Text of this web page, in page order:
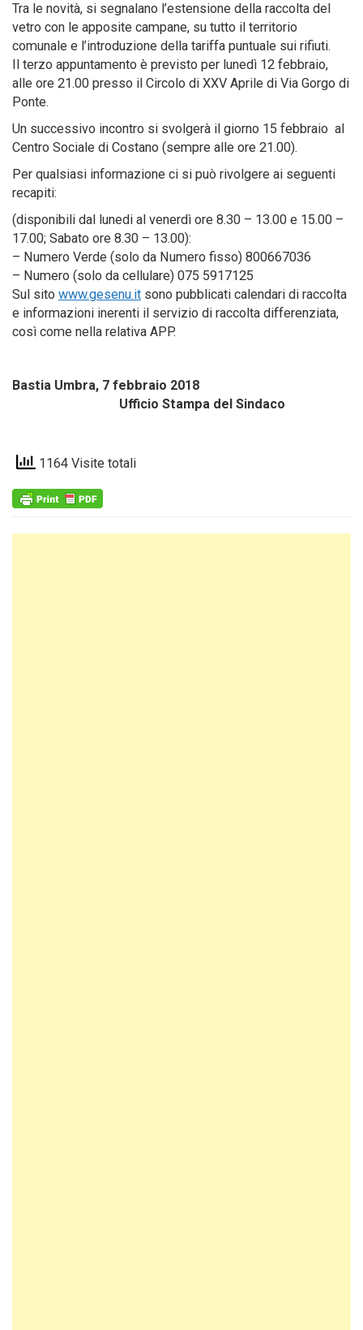
Tra le novità, si segnalano l’estensione della raccolta del
vetro con le apposite campane, su tutto il territorio
comunale e l’introduzione della tariffa puntuale sui rifiuti.
Il terzo appuntamento è previsto per lunedì 12 febbraio,
alle ore 21.00 presso il Circolo di XXV Aprile di Via Gorgo di
Ponte.
Un successivo incontro si svolgerà il giorno 15 febbraio al
Centro Sociale di Costano (sempre alle ore 21.00).
Per qualsiasi informazione ci si può rivolgere ai seguenti
recapiti:
(disponibili dal lunedi al venerdì ore 8.30 – 13.00 e 15.00 –
17.00; Sabato ore 8.30 – 13.00):
– Numero Verde (solo da Numero fisso) 800667036
– Numero (solo da cellulare) 075 5917125
Sul sito www.gesenu.it sono pubblicati calendari di raccolta
e informazioni inerenti il servizio di raccolta differenziata,
così come nella relativa APP.
Bastia Umbra, 7 febbraio 2018
Ufficio Stampa del Sindaco
1164 Visite totali